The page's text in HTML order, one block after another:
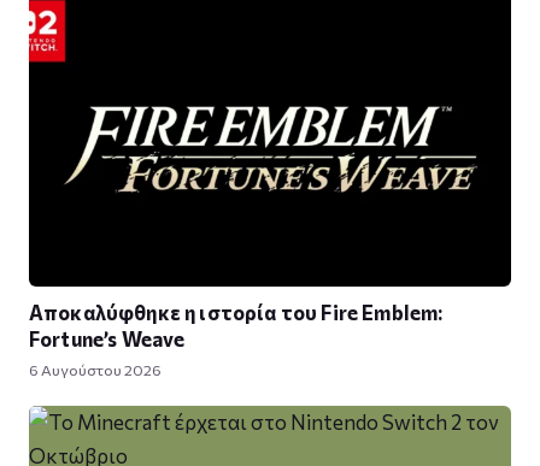
Αποκαλύφθηκε η ιστορία του Fire Emblem:
Fortune’s Weave
6 Αυγούστου 2026